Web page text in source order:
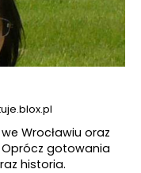
Wrocławiu oraz
gotowania
historia.